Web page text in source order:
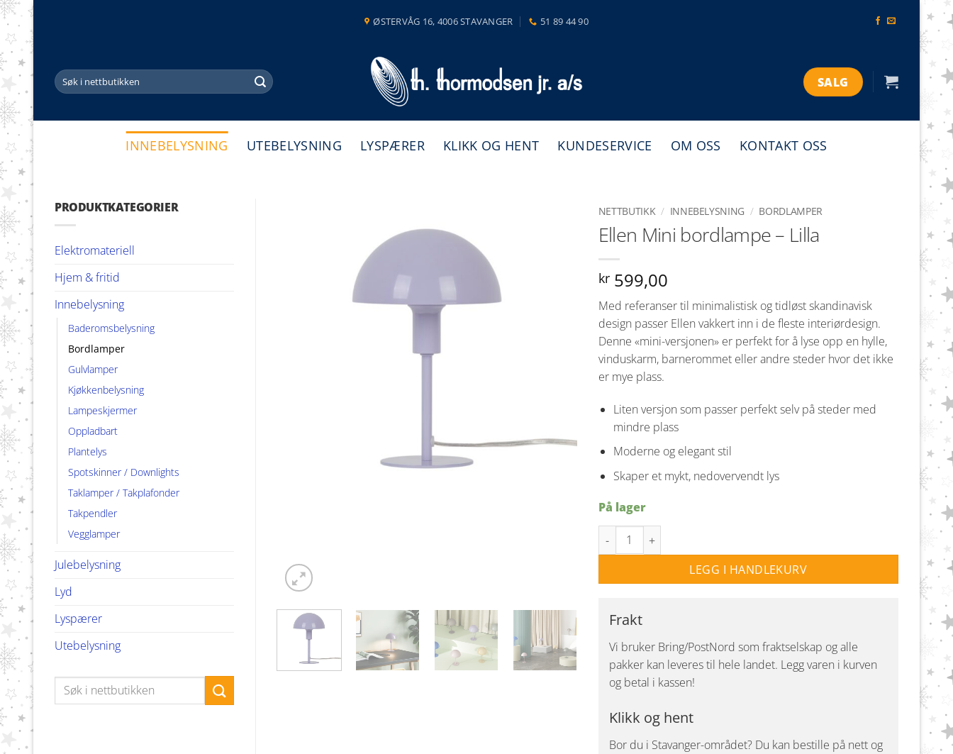
Skip
content
ØSTERVÅG 16, 4006 STAVANGER 51 89 44 90
Søk
etter:
SALG
INNEBELYSNING UTEBELYSNING LYSPÆRER KLIKK OG HENT KUNDESERVICE OM OSS KONTAKT OSS
PRODUKTKATEGORIER
Elektromateriell
Hjem & fritid
Innebelysning
Baderomsbelysning
Bordlamper
Gulvlamper
Kjøkkenbelysning
Lampeskjermer
Oppladbart
Plantelys
Spotskinner / Downlights
Taklamper / Takplafonder
Takpendler
Vegglamper
Julebelysning
Lyd
Lyspærer
Utebelysning
Søk
NETTBUTIKK / INNEBELYSNING / BORDLAMPER
Ellen Mini bordlampe – Lilla
kr599,00
Med referanser til minimalistisk og tidløst skandinavisk
design passer Ellen vakkert inn i de fleste interiørdesign.
Denne «mini-versjonen» er perfekt for å lyse opp en hylle,
vinduskarm, barnerommet eller andre steder hvor det ikke
er mye plass.
Liten versjon som passer perfekt selv på steder med
mindre plass
Moderne og elegant stil
Skaper et mykt, nedovervendt lys
På lager
Ellen Mini bordlampe - Lilla antall
LEGG I HANDLEKURV
Frakt
Vi bruker Bring/PostNord som fraktselskap og alle
pakker kan leveres til hele landet. Legg varen i kurven
og betal i kassen!
Klikk og hent
Bor du i Stavanger-området? Du kan bestille på nett og